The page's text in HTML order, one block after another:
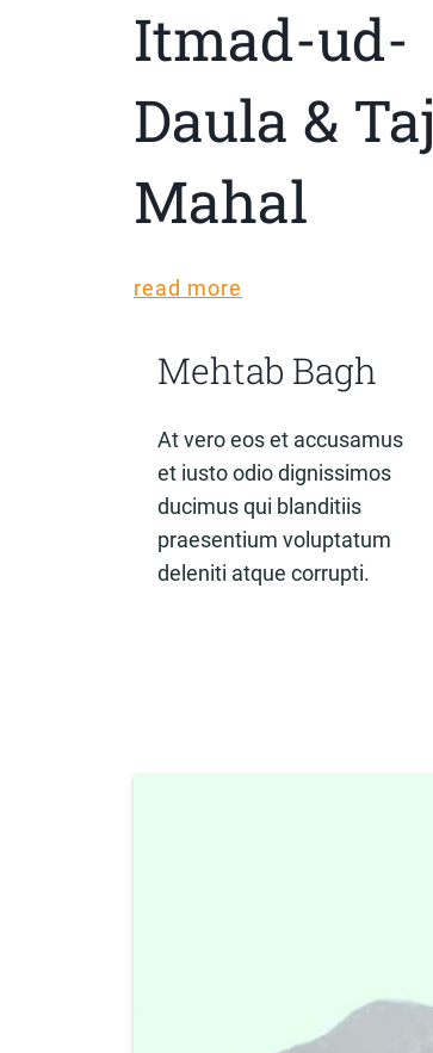
Itmad-ud-
Daula & Taj
Mahal
read more
Mehtab Bagh
At vero eos et accusamus
et iusto odio dignissimos
ducimus qui blanditiis
praesentium voluptatum
deleniti atque corrupti.